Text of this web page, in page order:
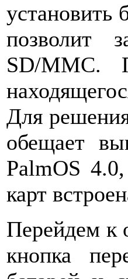
установить
позволит
SD/MMC.
Для
обещает
PalmOS
карт
Перейдем к
кнопка